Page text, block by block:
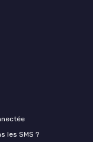
les SMS ?